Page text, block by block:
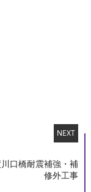
NEXT
口橋耐震補強・補
修外工事